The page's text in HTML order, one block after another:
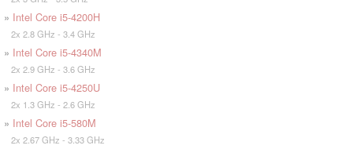
» Intel Core i5-4200H
2x 2.8 GHz - 3.4 GHz
» Intel Core i5-4340M
2x 2.9 GHz - 3.6 GHz
» Intel Core i5-4250U
2x 1.3 GHz - 2.6 GHz
» Intel Core i5-580M
2x 2.67 GHz - 3.33 GHz